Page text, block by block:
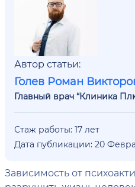
Автор статьи:
Голев Роман
Главный врач “Клиника
Стаж работы: 17 лет
Дата публикации: 20
Зависимость от